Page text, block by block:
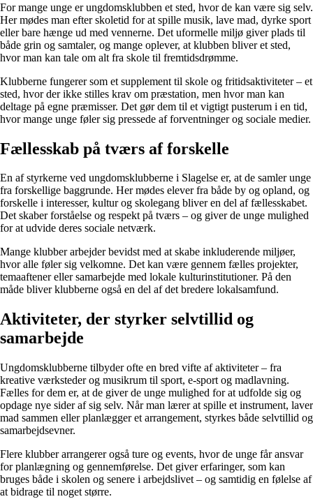
For mange unge er ungdomsklubben et sted, hvor de kan være sig selv.
Her mødes man efter skoletid for at spille musik, lave mad, dyrke sport
eller bare hænge ud med vennerne. Det uformelle miljø giver plads til
både grin og samtaler, og mange oplever, at klubben bliver et sted,
hvor man kan tale om alt fra skole til fremtidsdrømme.
Klubberne fungerer som et supplement til skole og fritidsaktiviteter – et
sted, hvor der ikke stilles krav om præstation, men hvor man kan
deltage på egne præmisser. Det gør dem til et vigtigt pusterum i en tid,
hvor mange unge føler sig pressede af forventninger og sociale medier.
Fællesskab på tværs af forskelle
En af styrkerne ved ungdomsklubberne i Slagelse er, at de samler unge
fra forskellige baggrunde. Her mødes elever fra både by og opland, og
forskelle i interesser, kultur og skolegang bliver en del af fællesskabet.
Det skaber forståelse og respekt på tværs – og giver de unge mulighed
for at udvide deres sociale netværk.
Mange klubber arbejder bevidst med at skabe inkluderende miljøer,
hvor alle føler sig velkomne. Det kan være gennem fælles projekter,
temaaftener eller samarbejde med lokale kulturinstitutioner. På den
måde bliver klubberne også en del af det bredere lokalsamfund.
Aktiviteter, der styrker selvtillid og
samarbejde
Ungdomsklubberne tilbyder ofte en bred vifte af aktiviteter – fra
kreative værksteder og musikrum til sport, e-sport og madlavning.
Fælles for dem er, at de giver de unge mulighed for at udfolde sig og
opdage nye sider af sig selv. Når man lærer at spille et instrument, laver
mad sammen eller planlægger et arrangement, styrkes både selvtillid og
samarbejdsevner.
Flere klubber arrangerer også ture og events, hvor de unge får ansvar
for planlægning og gennemførelse. Det giver erfaringer, som kan
bruges både i skolen og senere i arbejdslivet – og samtidig en følelse af
at bidrage til noget større.